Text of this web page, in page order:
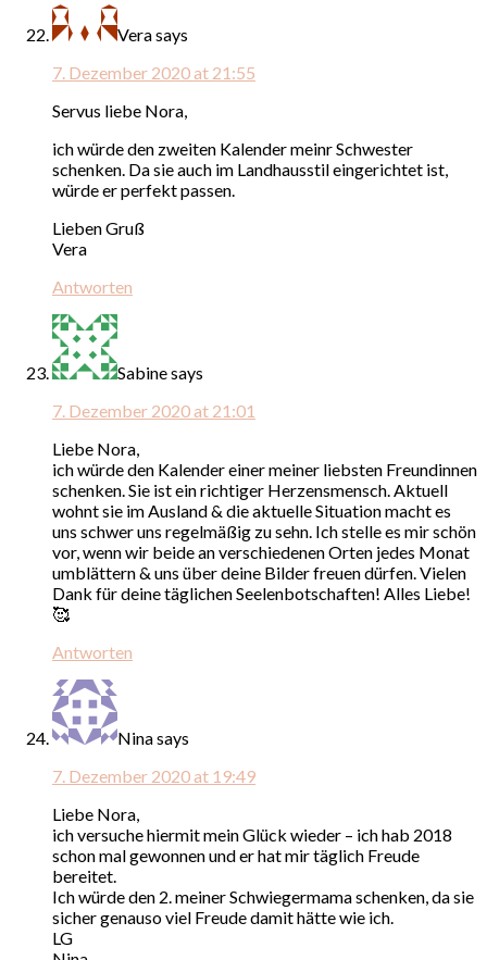
Verasays
7. Dezember 2020 at 21:55
Servus liebe Nora,
ich würde den zweiten Kalender meinr Schwester
schenken. Da sie auch im Landhausstil eingerichtet ist,
würde er perfekt passen.
Lieben Gruß
Vera
Antworten
Sabinesays
7. Dezember 2020 at 21:01
Liebe Nora,
ich würde den Kalender einer meiner liebsten Freundinnen
schenken. Sie ist ein richtiger Herzensmensch. Aktuell
wohnt sie im Ausland & die aktuelle Situation macht es
uns schwer uns regelmäßig zu sehn. Ich stelle es mir schön
vor, wenn wir beide an verschiedenen Orten jedes Monat
umblättern & uns über deine Bilder freuen dürfen. Vielen
Dank für deine täglichen Seelenbotschaften! Alles Liebe!
🥰
Antworten
Ninasays
7. Dezember 2020 at 19:49
Liebe Nora,
ich versuche hiermit mein Glück wieder – ich hab 2018
schon mal gewonnen und er hat mir täglich Freude
bereitet.
Ich würde den 2. meiner Schwiegermama schenken, da sie
sicher genauso viel Freude damit hätte wie ich.
LG